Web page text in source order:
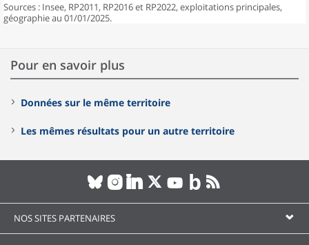
Sources : Insee, RP2011, RP2016 et RP2022, exploitations principales,
géographie au 01/01/2025.
Pour en savoir plus
Données sur le même territoire
Les mêmes résultats pour un autre territoire
NOS SITES PARTENAIRES